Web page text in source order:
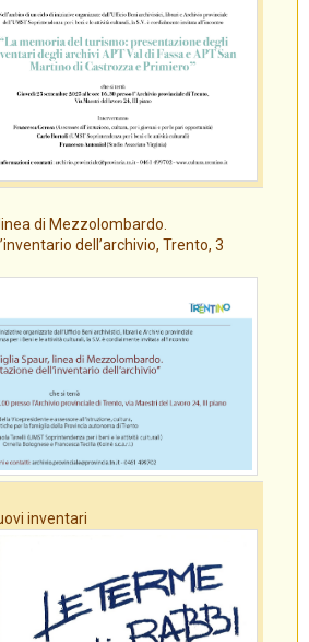
di Mezzolombardo.
dell’archivio, Trento, 3
inventari